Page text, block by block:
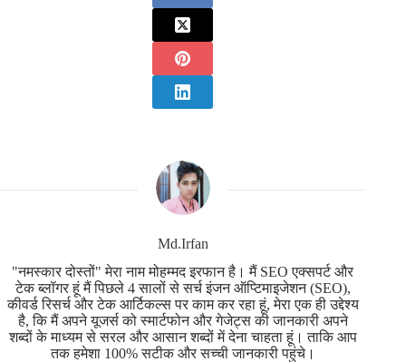
Md.Irfan
"नमस्कार दोस्तों" मेरा नाम मोहम्मद इरफान है। मैं SEO एक्सपर्ट और
टेक ब्लॉगर हूं मैं पिछले 4 सालों से सर्च इंजन ऑप्टिमाइजेशन (SEO),
कीवर्ड रिसर्च और टेक आर्टिकल्स पर काम कर रहा हूं, मेरा एक ही उद्देश्य
है, कि मैं अपने यूजर्स को स्मार्टफोन और गेजेट्स की जानकारी अपने
शब्दों के माध्यम से सरल और आसान शब्दों में देना चाहता हूं। ताकि आप
तक हमेशा 100% सटीक और सच्ची जानकारी पहुंचे।